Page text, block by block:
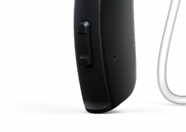
Signia Active Mini IX - Oplaadbaar
De Signia Active Mini IX is het nieuwste